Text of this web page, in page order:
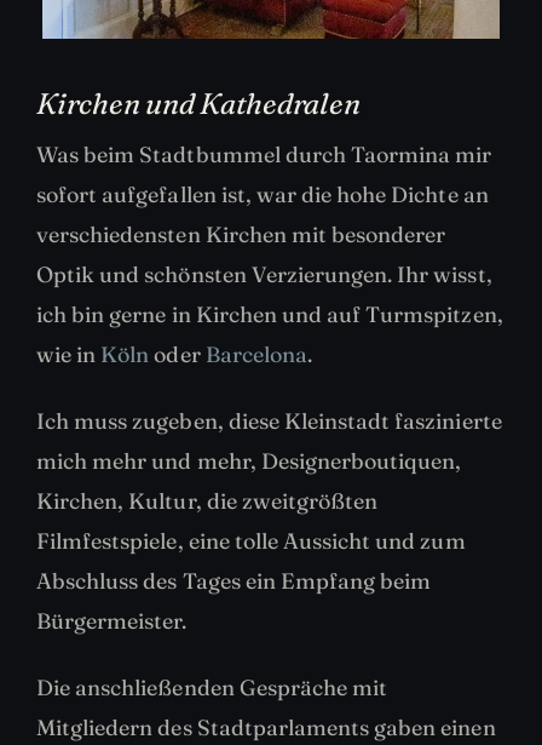
Kirchen und Kathedralen
Was beim Stadtbummel durch Taormina mir
sofort aufgefallen ist, war die hohe Dichte an
verschiedensten Kirchen mit besonderer
Optik und schönsten Verzierungen. Ihr wisst,
ich bin gerne in Kirchen und auf Turmspitzen,
wie in Kölnoder Barcelona.
Ich muss zugeben, diese Kleinstadt faszinierte
mich mehr und mehr, Designerboutiquen,
Kirchen, Kultur, die zweitgrößten
Filmfestspiele, eine tolle Aussicht und zum
Abschluss des Tages ein Empfang beim
Bürgermeister.
Die anschließenden Gespräche mit
Mitgliedern des Stadtparlaments gaben einen